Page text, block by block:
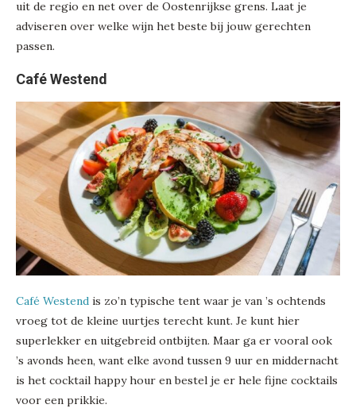
uit de regio en net over de Oostenrijkse grens. Laat je
adviseren over welke wijn het beste bij jouw gerechten
passen.
Café Westend
Café Westend is zo’n typische tent waar je van ’s ochtends
vroeg tot de kleine uurtjes terecht kunt. Je kunt hier
superlekker en uitgebreid ontbijten. Maar ga er vooral ook
’s avonds heen, want elke avond tussen 9 uur en middernacht
is het cocktail happy hour en bestel je er hele fijne cocktails
voor een prikkie.